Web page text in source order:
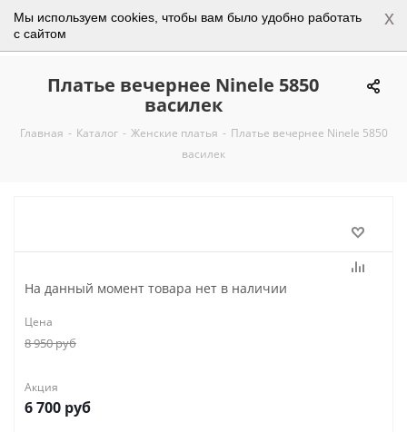
Мы используем cookies, чтобы вам было удобно работать
с сайтом
x
0
Платье вечернее Ninele 5850
василек
Главная - Каталог - Женские платья - Платье вечернее Ninele 5850
василек
На данный момент товара нет в наличии
Цена
8 950руб
Акция
6 700 руб